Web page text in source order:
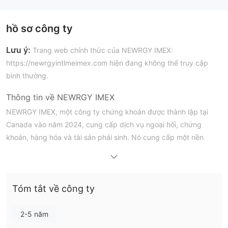
hồ sơ công ty
Lưu ý: Trang web chính thức của NEWRGY IMEX:
https://newrgyintlmeimex.com hiện đang không thể truy cập
bình thường.
Thông tin về NEWRGY IMEX
NEWRGY IMEX, một công ty chứng khoán được thành lập tại
Canada vào năm 2024, cung cấp dịch vụ ngoại hối, chứng
khoán, hàng hóa và tài sản phái sinh. Nó cung cấp một nền
Ưu điểm và Nhược điểm
Tóm tắt về công ty
2-5 năm